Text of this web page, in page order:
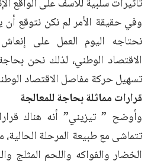
تأثيرات سلبية للأسف على الواقع
وفي حقيقة الأمر لم نكن نتوقع أن
نحتاجه اليوم العمل على
الاقتصاد الوطني، لذلك نحن
تسهيل حركة مفاصل الاقتصاد
قرارات مماثلة بحاجة للمعالجة
وأوضح ” تيزيني” أنه هناك
تتماشى مع طبيعة المرحلة الحالية،
الخضار والفواكه واللحم المثلج